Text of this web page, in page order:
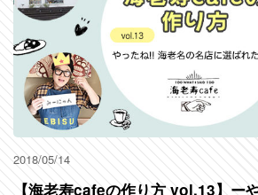
2018/05/14
【海老寿cafeの作り方 vol.13】ー